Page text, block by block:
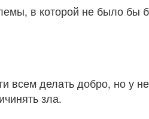
в которой не было бы
всем делать добро, но у
зла.